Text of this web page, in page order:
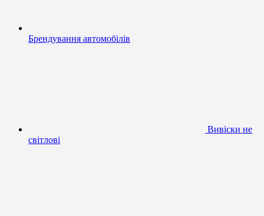
Брендування автомобілів
Вивіски не
світлові